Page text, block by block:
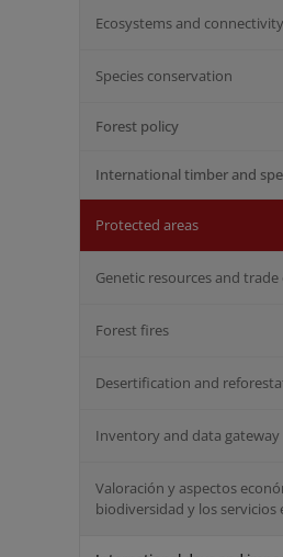
Ecosystems and connectivity
Species conservation
Forest policy
International timber and
Protected areas
Genetic resources and
Forest fires
Desertification and
Inventory and data gateway
Valoración y aspectos
biodiversidad y los servicios